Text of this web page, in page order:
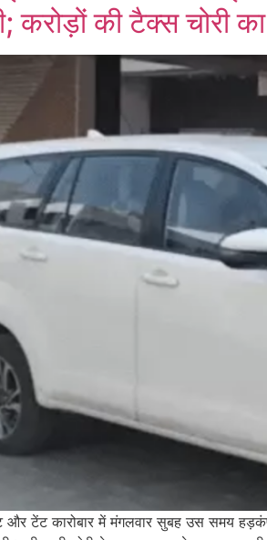
करोड़ों की टैक्स चोरी
और टेंट कारोबार में मंगलवार सुबह उस समय